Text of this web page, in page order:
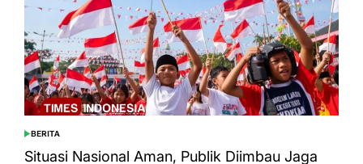
POSTED
IN
BERITA
Situasi Nasional Aman, Publik Diimbau Jaga